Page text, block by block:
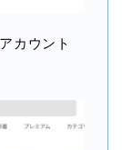
カウント